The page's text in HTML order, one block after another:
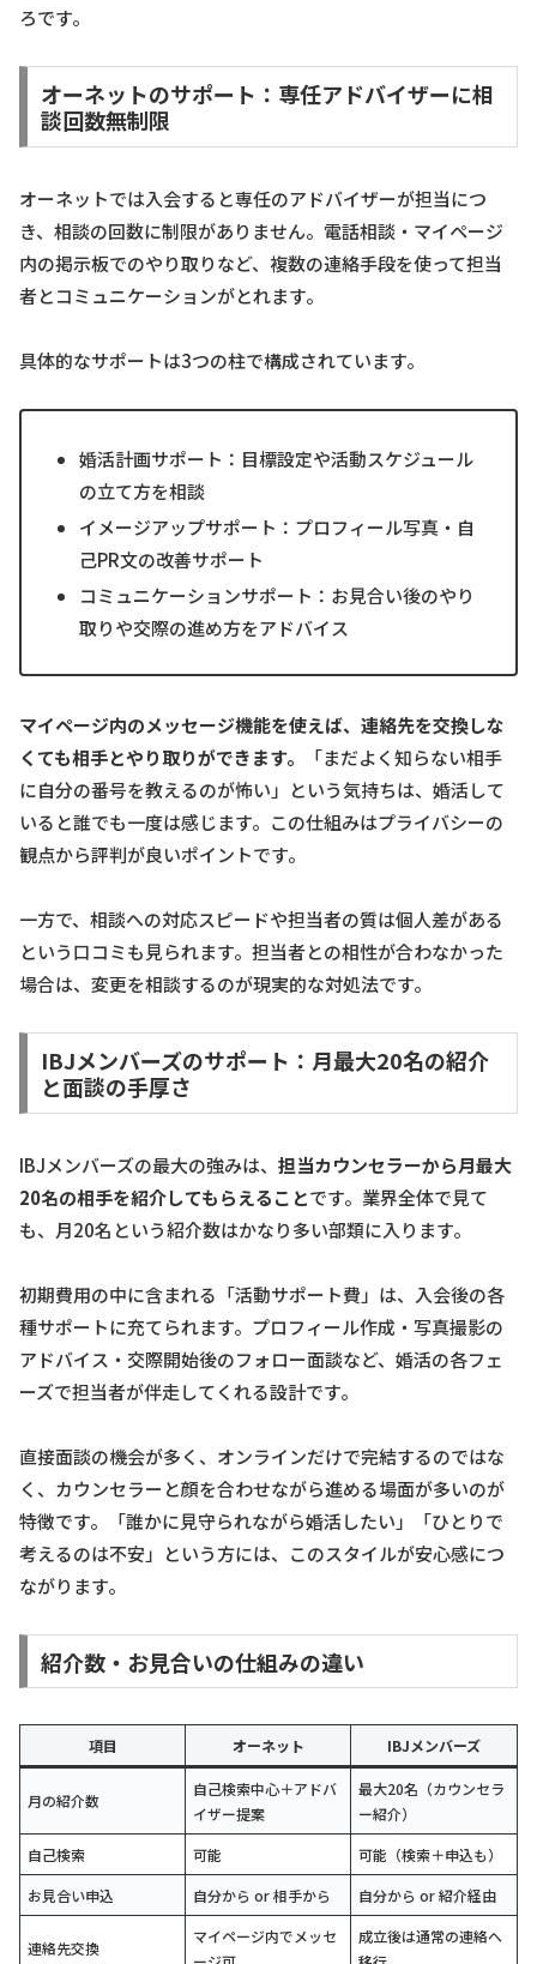
ろです。
オーネットのサポート：専任アドバイザーに相
談回数無制限
オーネットでは入会すると専任のアドバイザーが担当につ
き、相談の回数に制限がありません。電話相談・マイページ
内の掲示板でのやり取りなど、複数の連絡手段を使って担当
者とコミュニケーションがとれます。
具体的なサポートは3つの柱で構成されています。
婚活計画サポート：目標設定や活動スケジュール
の立て方を相談
イメージアップサポート：プロフィール写真・自
己PR文の改善サポート
コミュニケーションサポート：お見合い後のやり
取りや交際の進め方をアドバイス
マイページ内のメッセージ機能を使えば、連絡先を交換しな
くても相手とやり取りができます。
「まだよく知らない相手
に自分の番号を教えるのが怖い」という気持ちは、婚活して
いると誰でも一度は感じます。この仕組みはプライバシーの
観点から評判が良いポイントです。
一方で、相談への対応スピードや担当者の質は個人差がある
という口コミも見られます。担当者との相性が合わなかった
場合は、変更を相談するのが現実的な対処法です。
IBJメンバーズのサポート：月最大20名の紹介
と面談の手厚さ
IBJメンバーズの最大の強みは、 担当カウンセラーから月最大
20名の相手を紹介してもらえることです。業界全体で見て
も、月20名という紹介数はかなり多い部類に入ります。
初期費用の中に含まれる「活動サポート費」は、入会後の各
種サポートに充てられます。プロフィール作成・写真撮影の
アドバイス・交際開始後のフォロー面談など、婚活の各フェ
ーズで担当者が伴走してくれる設計です。
直接面談の機会が多く、オンラインだけで完結するのではな
く、カウンセラーと顔を合わせながら進める場面が多いのが
特徴です。「誰かに見守られながら婚活したい」「ひとりで
考えるのは不安」という方には、このスタイルが安心感につ
ながります。
紹介数・お見合いの仕組みの違い
項目 オーネット IBJメンバーズ
月の紹介数
自己検索中心＋アドバ
イザー提案
最大20名（カウンセラ
ー紹介）
自己検索
可能
可能（検索＋申込も）
お見合い申込
自分から or 相手から 自分から or 紹介経由
連絡先交換
マイページ内でメッセ
成立後は通常の連絡へ